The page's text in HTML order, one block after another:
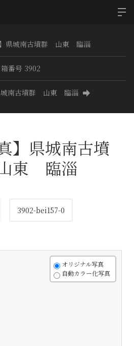
】県城南古墳群 山東 臨淄
箱番号 3902
城南古墳群 山東 臨淄
】県城南古墳
東 臨淄
3902-bei157-0
オリジナル写真
自動カラー化写真